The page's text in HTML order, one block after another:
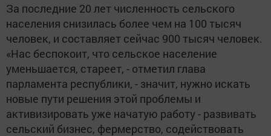
За последние 20 лет численность сельского
населения снизилась более чем на 100 тысяч
человек, и составляет сейчас 900 тысяч человек.
«Нас беспокоит, что сельское население
уменьшается, стареет, - отметил глава
парламента республики, - значит, нужно искать
новые пути решения этой проблемы и
активизировать уже начатую работу - развивать
сельский бизнес, фермерство, содействовать